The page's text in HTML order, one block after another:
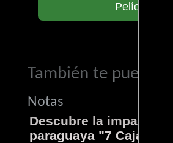
Películas
También te puede
Notas
Descubre la
paraguaya "7 Cajas"